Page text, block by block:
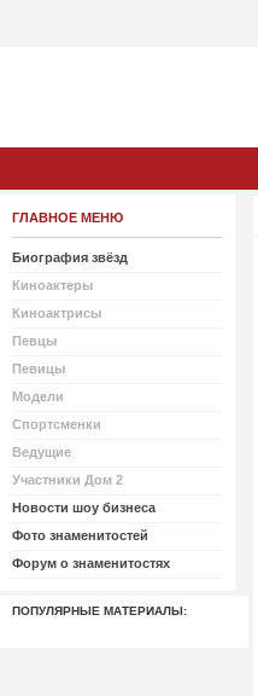
ГЛАВНОЕ МЕНЮ
Биография звёзд
Киноактеры
Киноактрисы
Певцы
Певицы
Модели
Спортсменки
Ведущие
Участники Дом 2
Новости шоу бизнеса
Фото знаменитостей
Форум о знаменитостях
ПОПУЛЯРНЫЕ МАТЕРИАЛЫ: